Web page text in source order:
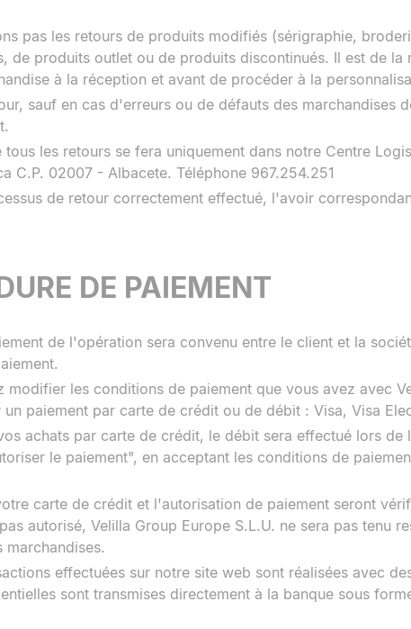
pas les retours de produits modifiés (sérigraphie,
de produits outlet ou de produits discontinués. Il est de
à la réception et avant de procéder à la
sauf en cas d'erreurs ou de défauts des marchandises
tous les retours se fera uniquement dans notre Centre
C.P. 02007 - Albacete. Téléphone 967.254.251
de retour correctement effectué, l'avoir
DE PAIEMENT
de l'opération sera convenu entre le client et la
modifier les conditions de paiement que vous avez avec
un paiement par carte de crédit ou de débit : Visa, Visa
achats par carte de crédit, le débit sera effectué lors
le paiement", en acceptant les conditions de
carte de crédit et l'autorisation de paiement seront
autorisé, Velilla Group Europe S.L.U. ne sera pas tenu
effectuées sur notre site web sont réalisées avec
sont transmises directement à la banque sous